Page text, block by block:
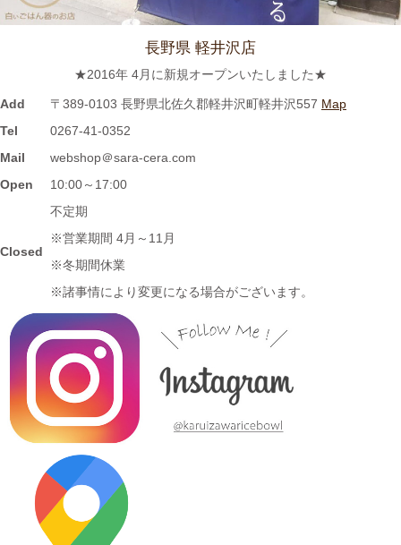
ト！『食卓を彩る豆皿活用術』コーナーに 白いごはん器のお店
らいすぼーる 小牧店が紹介されました。
2024/3/12
≪マガジンで掲載されました≫ 名鉄グループエリア 魅力発見マ
ガジンWind 2021年3月号「田縣神社前駅」に 白いごはん器のお
店 らいすぼーる 小牧店が掲載されました。
『お米特集』コーナーで MAG!C☆PRINCEの平野泰新さんが白
いごはん器のお店 らいすぼーる 春日井店にいらっしゃいまし
2024/3/12
スカ！ハピスタ『美味しく見える!?器の選び方』コーナーで 白い
ごはん器のお店 らいすぼーる 春日井店が紹介されました。
長野県 軽井沢店
★2016年 4月に新規オープンいたしました★
Add 〒389-0103 長野県北佐久郡軽井沢町軽井沢557 Map
Tel
0267-41-0352
Mail
webshop＠sara-cera.com
Open
10:00～17:00
Closed
不定期
※営業期間 4月～11月
※冬期間休業
※諸事情により変更になる場合がございます。